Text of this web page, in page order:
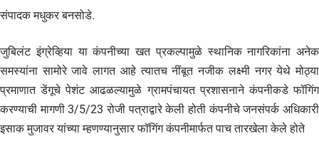
संपादक मधुकर बनसोडे.
जुबिलंट इंग्रेव्हिया या कंपनीच्या खत प्रकल्पामुळे स्थानिक नागरिकांना अनेक
समस्यांना सामोरे जावे लागत आहे त्यातच नींबूत नजीक लक्ष्मी नगर येथे मोठ्या
प्रमाणात डेंगूचे पेशंट आढळल्यामुळे ग्रामपंचायत प्रशासनाने कंपनीकडे फॉगिंग
करण्याची मागणी 3/5/23 रोजी पत्राद्वारे केली होती कंपनीचे जनसंपर्क अधिकारी
इसाक मुजावर यांच्या म्हणण्यानुसार फॉगिंग कंपनीमार्फत पाच तारखेला केले होते